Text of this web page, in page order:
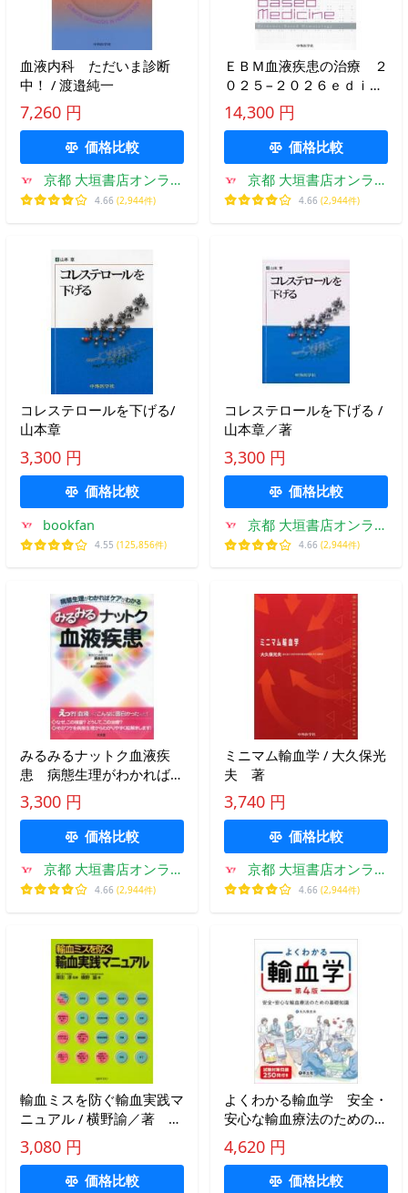
血液内科 ただいま診断
中！ / 渡邉純一
7,260 円
価格比較
京都 大垣書店オンライ
ン
4.66 (2,944件)
ＥＢＭ血液疾患の治療 ２
０２５−２０２６ｅｄｉｔ
ｉｏｎ / 金倉譲
14,300 円
価格比較
京都 大垣書店オンライ
ン
4.66 (2,944件)
コレステロールを下げる/
山本章
3,300 円
価格比較
bookfan
4.55 (125,856件)
コレステロールを下げる /
山本章／著
3,300 円
価格比較
京都 大垣書店オンライ
ン
4.66 (2,944件)
みるみるナットク血液疾
患 病態生理がわかればケ
アがわかる / 須永 真司
著
3,300 円
価格比較
京都 大垣書店オンライ
ン
4.66 (2,944件)
ミニマム輸血学 / 大久保光
夫 著
3,740 円
価格比較
京都 大垣書店オンライ
ン
4.66 (2,944件)
輸血ミスを防ぐ輸血実践マ
ニュアル / 横野諭／著 沢
田淳／監修
3,080 円
価格比較
よくわかる輸血学 安全・
安心な輸血療法のための基
礎知識 / 大久保光夫
4,620 円
価格比較